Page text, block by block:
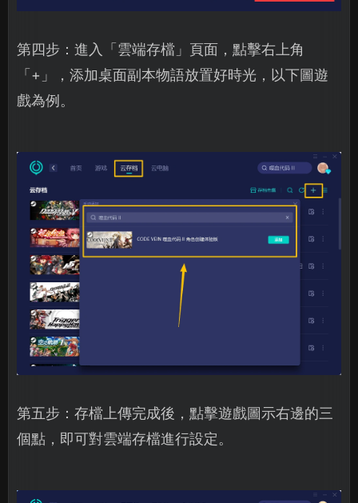
第四步：進入「雲端存檔」頁面，點擊右上角
「+」，添加桌面副本物語放置好時光，以下圖遊
戲為例。
第五步：存檔上傳完成後，點擊遊戲圖示右邊的三
個點，即可對雲端存檔進行設定。